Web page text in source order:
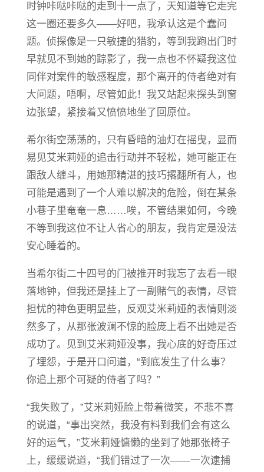
时钟咔哒咔哒的走到十一点了，天知道等它走完
这一圈还要多久——好吧，我承认这是个蠢问
题。侦探像是一只敏捷的猎豹，等到我跑出门时
早就见不到她的踪影了，我一点也不怀疑我这位
同伴对案件的敏感程度，那个离开的侍者绝对有
大问题，唔啊，尽管如此！我又站起来探头到窗
边张望，紧接着又愤愤地坐了回原位。
希尔街空荡荡的，只有昏暗的油灯在摇曳，显而
易见艾米莉娅的追击行动并不轻松，她可能正在
跟敌人缠斗，用她那精湛的技巧撂翻所有人，也
可能是遇到了一个人难以解决的危险，倒在某条
小巷子里奄奄一息……唉，不管结果如何，今晚
不等到我这位不让人省心的朋友，我肯定是没法
安心睡着的。
当希尔街二十四号的门被推开时我忘了去看一眼
落地钟，但我还是挂上了一副赌气的表情，尽管
担忧的神色更明显些，反观艾米莉娅的表情则淡
然多了，从那张波澜不惊的脸庞上看不出她是否
成功了。见到艾米莉娅没事，我心底的好奇压过
了埋怨，于是开口问道，“到底发生了什么事？
你追上那个可疑的侍者了吗？”
“我失败了，”艾米莉娅脸上带着微笑，不悲不喜
的说道，“事出突然，我没有料到我们会有这么
好的运气，”艾米莉娅慵懒的坐到了她那张椅子
上，缓缓说道，“我们错过了一次——一次逮捕